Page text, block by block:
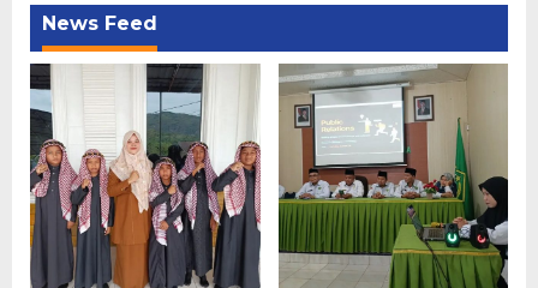
News Feed